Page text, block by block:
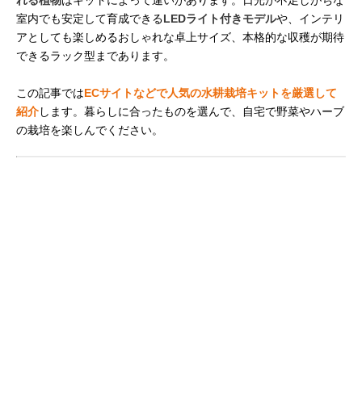
室内でも安定して育成できるLEDライト付きモデルや、インテリ
アとしても楽しめるおしゃれな卓上サイズ、本格的な収穫が期待
できるラック型まであります。
この記事ではECサイトなどで人気の水耕栽培キットを厳選して
紹介します。暮らしに合ったものを選んで、自宅で野菜やハーブ
の栽培を楽しんでください。